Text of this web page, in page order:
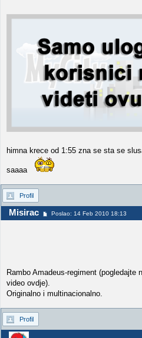
himna krece od 1:55 zna se sta se
saaaa
Profil
Misirac Poslao: 14 Feb 2010 18:13
Rambo Amadeus-regiment
video ovdje).
Originalno i multinacionalno.
Profil